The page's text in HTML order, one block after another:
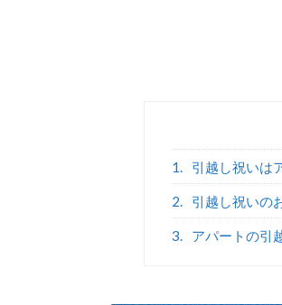
1. 引越し祝いは
2. 引越し祝いの
3. アパートの引